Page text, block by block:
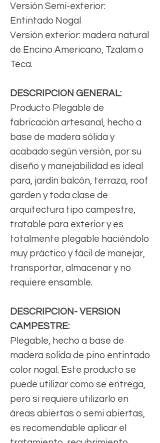
Versión Semi-exterior:
Entintado Nogal
Versión exterior: madera natural
de Encino Americano, Tzalam o
Teca.
DESCRIPCION GENERAL:
Producto Plegable de
fabricación artesanal, hecho a
base de madera sólida y
acabado según versión, por su
diseño y manejabilidad es ideal
para, jardín balcón, terraza, roof
garden y toda clase de
arquitectura tipo campestre,
tratable para exterior y es
totalmente plegable haciéndolo
muy práctico y fácil de manejar,
transportar, almacenar y no
requiere ensamble.
DESCRIPCION- VERSION
CAMPESTRE:
Plegable, hecho a base de
madera solida de pino entintado
color nogal. Este producto se
puede utilizar como se entrega,
pero si requiere utilizarlo en
áreas abiertas o semi abiertas,
es recomendable aplicar el